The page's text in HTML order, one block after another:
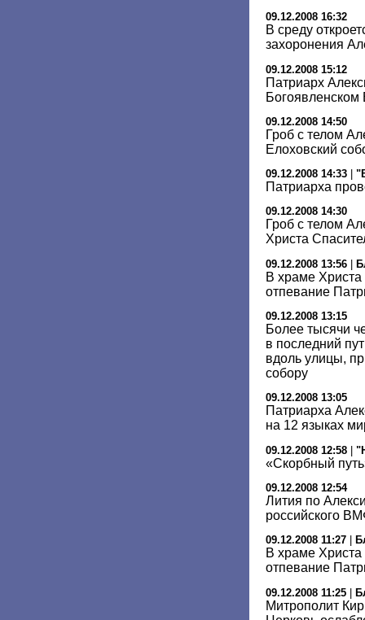
09.12.2008 16:32
В среду
захоронения
09.12.2008 15:12
Патриарх
Богоявленском
09.12.2008 14:50
Гроб с телом
Елоховский
09.12.2008 14:33
Патриарха
09.12.2008 14:30
Гроб с телом
Христа
09.12.2008 13:56
В храме
отпевание
09.12.2008 13:15
Более тысячи
в последний
вдоль улицы,
собору
09.12.2008 13:05
Патриарха
на 12 языках
09.12.2008 12:58
«Скорбный
09.12.2008 12:54
Лития по
российского
09.12.2008 11:27
В храме Христа
отпевание
09.12.2008 11:25
Митрополит